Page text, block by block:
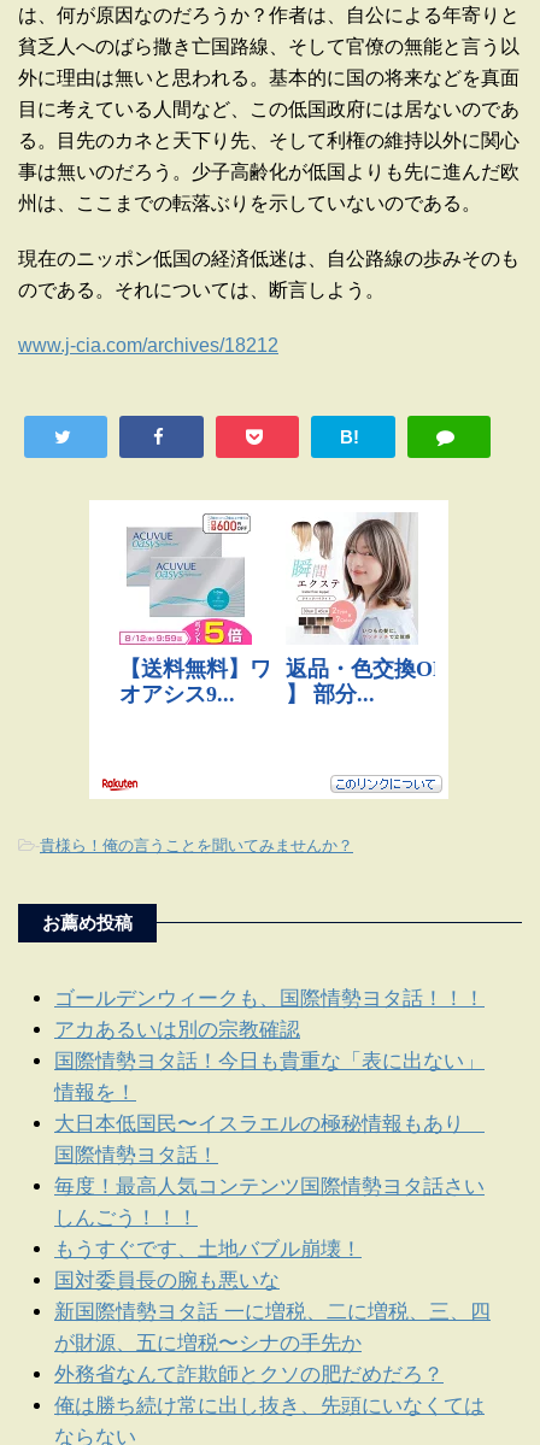
は、何が原因なのだろうか？作者は、自公による年寄りと
貧乏人へのばら撒き亡国路線、そして官僚の無能と言う以
外に理由は無いと思われる。基本的に国の将来などを真面
目に考えている人間など、この低国政府には居ないのであ
る。目先のカネと天下り先、そして利権の維持以外に関心
事は無いのだろう。少子高齢化が低国よりも先に進んだ欧
州は、ここまでの転落ぶりを示していないのである。
現在のニッポン低国の経済低迷は、自公路線の歩みそのも
のである。それについては、断言しよう。
www.j-cia.com/archives/18212
B!
-貴様ら！俺の言うことを聞いてみませんか？
お薦め投稿
ゴールデンウィークも、国際情勢ヨタ話！！！
アカあるいは別の宗教確認
国際情勢ヨタ話！今日も貴重な「表に出ない」
情報を！
大日本低国民〜イスラエルの極秘情報もあり
国際情勢ヨタ話！
毎度！最高人気コンテンツ国際情勢ヨタ話さい
しんごう！！！
もうすぐです、土地バブル崩壊！
国対委員長の腕も悪いな
新国際情勢ヨタ話 一に増税、二に増税、三、四
が財源、五に増税〜シナの手先か
外務省なんて詐欺師とクソの肥だめだろ？
俺は勝ち続け常に出し抜き、先頭にいなくては
ならない